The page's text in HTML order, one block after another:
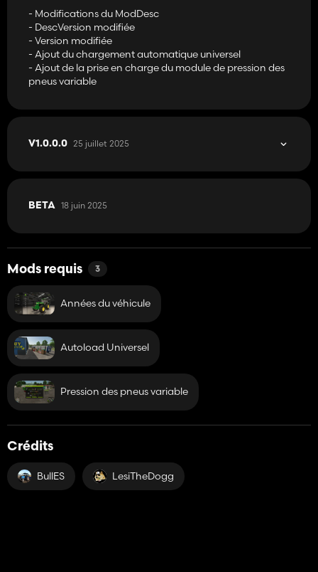
- Modifications du ModDesc
- DescVersion modifiée
- Version modifiée
- Ajout du chargement automatique universel
- Ajout de la prise en charge du module de pression des
pneus variable
V1.0.0.0 25 juillet 2025
BETA 18 juin 2025
Mods requis 3
Années du véhicule
Autoload Universel
Pression des pneus variable
Crédits
BullES LesiTheDogg